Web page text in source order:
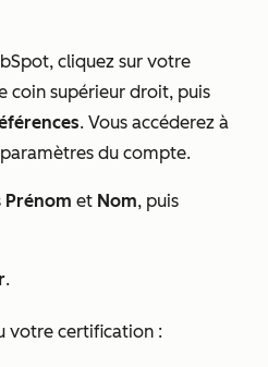
cliquez sur votre
coin supérieur droit, puis
. Vous accéderez à
du compte.
Prénom et Nom, puis
.
votre certification :